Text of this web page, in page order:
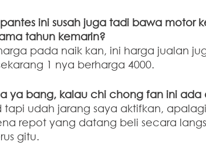
ini susah juga tadi bawa motor
tahun kemarin?
pada naik kan, ini harga jualan
1 nya berharga 4000.
ya bang, kalau chi chong fan ini ada
udah jarang saya aktifkan,
repot yang datang beli secara
gitu.